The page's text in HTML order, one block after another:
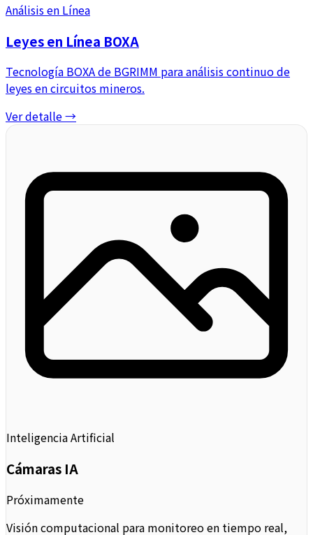
Análisis en Línea
Leyes en Línea BOXA
Tecnología BOXA de BGRIMM para análisis continuo de
leyes en circuitos mineros.
Ver detalle →
Inteligencia Artificial
Cámaras IA
Próximamente
Visión computacional para monitoreo en tiempo real,